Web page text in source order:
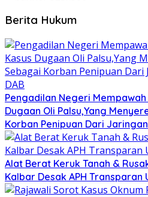
Berita Hukum
Pengadilan Negeri
Dugaan Oli Palsu,Yang
Korban Penipuan Dari Jaringan
Alat Berat Keruk Tanah &
Kalbar Desak APH Transparan